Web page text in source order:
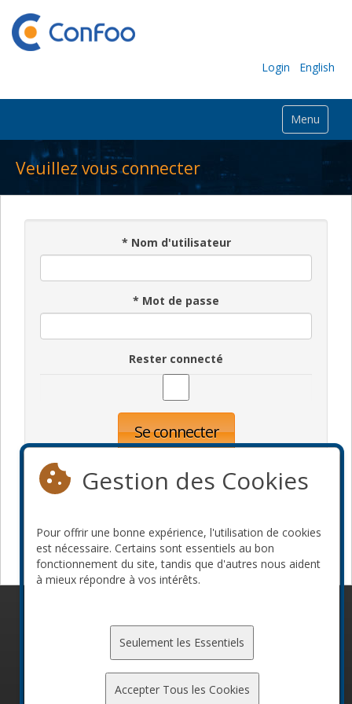
Login English
Menu
Veuillez vous connecter
* Nom d'utilisateur
* Mot de passe
Rester connecté
Se connecter
Devenir commanditaire
Gestion des Cookies
Pour offrir une bonne expérience, l'utilisation de cookies
est nécessaire. Certains sont essentiels au bon
fonctionnement du site, tandis que d'autres nous aident
à mieux répondre à vos intérêts.
Seulement les Essentiels
Accepter Tous les Cookies